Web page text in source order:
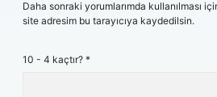
Daha sonraki yorumlarımda kullanılması
site adresim bu tarayıcıya kaydedilsin.
10 - 4 kaçtır? *